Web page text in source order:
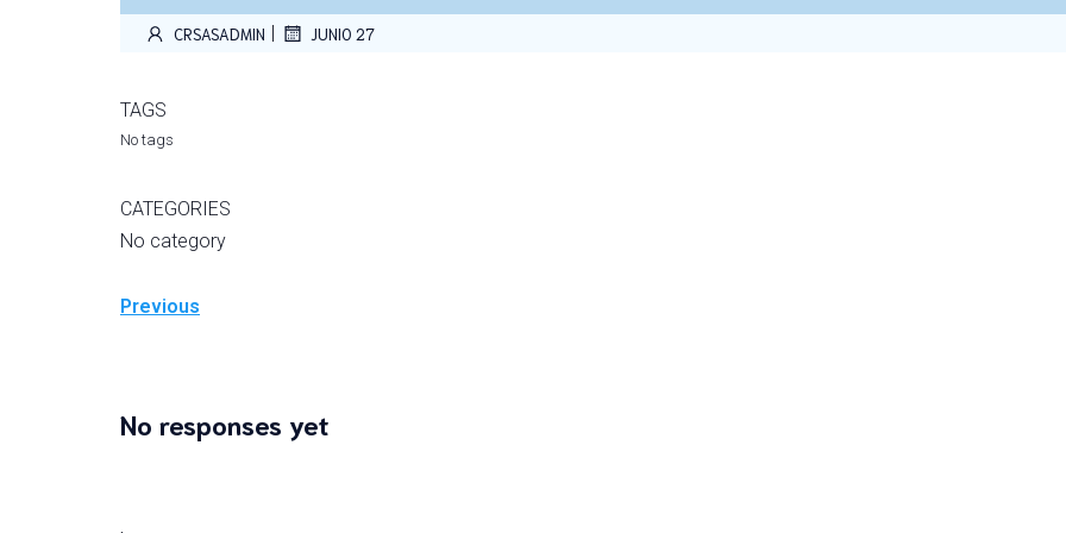
CRSASADMIN JUNIO 27
TAGS
No tags
CATEGORIES
No category
Previous
No responses yet